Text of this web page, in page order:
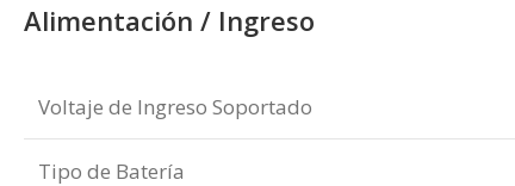
Alimentación / Ingreso
Voltaje de Ingreso Soportado
Tipo de Batería